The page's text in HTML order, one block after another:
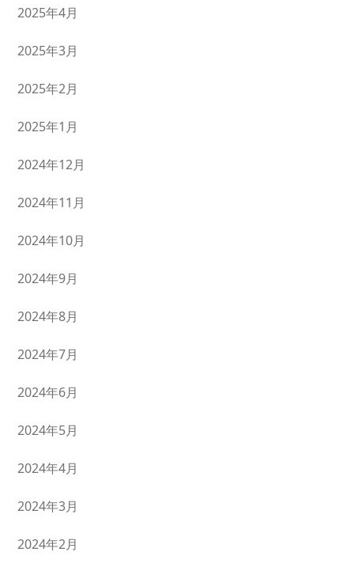
2025年4月
2025年3月
2025年2月
2025年1月
2024年12月
2024年11月
2024年10月
2024年9月
2024年8月
2024年7月
2024年6月
2024年5月
2024年4月
2024年3月
2024年2月